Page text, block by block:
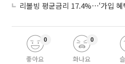
좋아요
0
화나요
0